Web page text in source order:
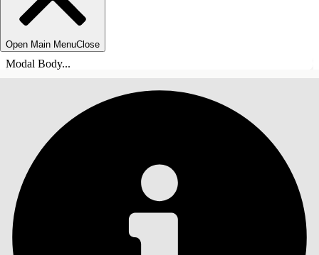
Open Main MenuClose
Modal Body...
目录